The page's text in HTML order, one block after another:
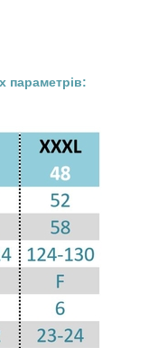
параметрів: